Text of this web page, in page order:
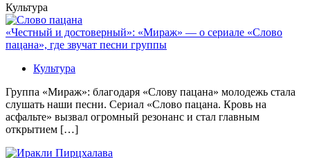
Культура
«Честный и достоверный»: «Мираж» — о сериале «Слово
пацана», где звучат песни группы
Культура
Группа «Мираж»: благодаря «Слову пацана» молодежь стала
слушать наши песни. Сериал «Слово пацана. Кровь на
асфальте» вызвал огромный резонанс и стал главным
открытием […]